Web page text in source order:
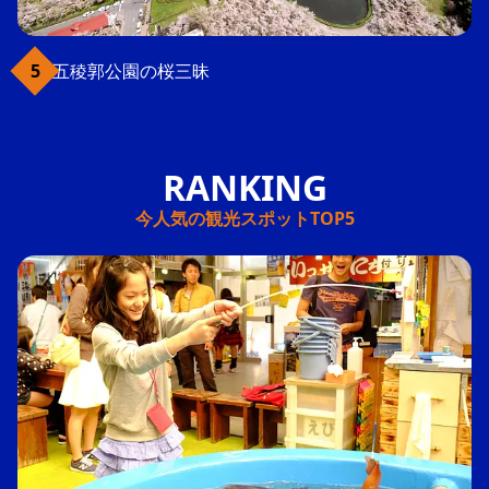
五稜郭公園の桜三昧
今人気の観光スポットTOP5